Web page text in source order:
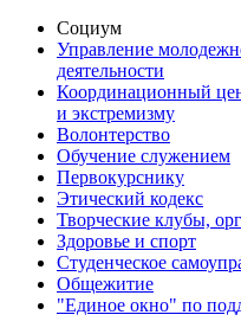
Социум
Управление
деятельности
Координационный
и экстремизму
Волонтерство
Обучение служением
Первокурснику
Этический кодекс
Творческие клубы,
Здоровье и спорт
Студенческое
Общежитие
"Единое окно" по